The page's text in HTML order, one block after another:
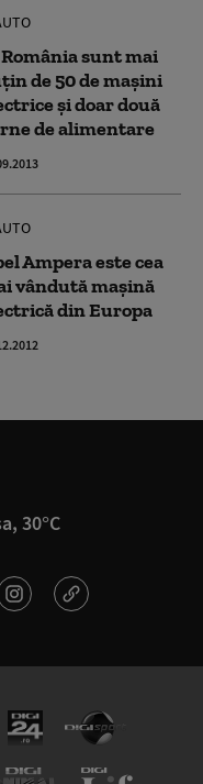
sunt mai
de 50 de mașini
și doar două
de alimentare
Ampera este cea
vândută mașină
din Europa
30°C